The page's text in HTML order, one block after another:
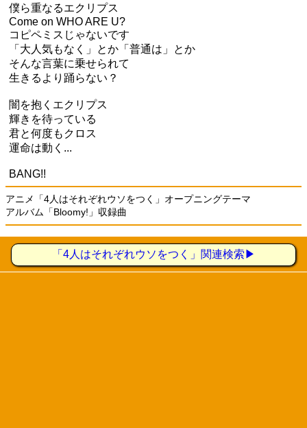
僕ら重なるエクリプス
Come on WHO ARE U?
コピペミスじゃないです
「大人気もなく」とか「普通は」とか
そんな言葉に乗せられて
生きるより踊らない？
闇を抱くエクリプス
輝きを待っている
君と何度もクロス
運命は動く...
BANG!!
アニメ「4人はそれぞれウソをつく」オープニングテーマ
アルバム「Bloomy!」収録曲
「4人はそれぞれウソをつく」関連検索▶